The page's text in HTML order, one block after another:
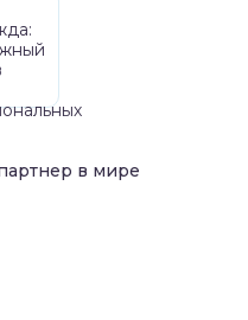
в мире